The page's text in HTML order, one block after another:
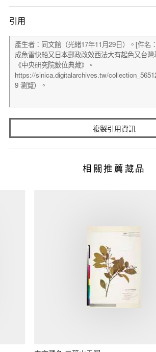
引用
複製引用資訊
相關推薦藏品